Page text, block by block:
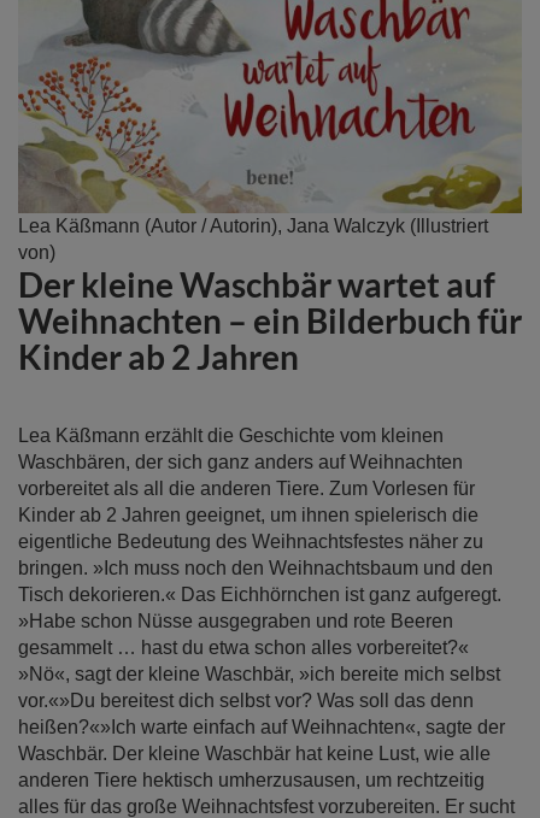
Lea Käßmann (Autor / Autorin), Jana Walczyk (Illustriert
von)
Der kleine Waschbär wartet auf
Weihnachten – ein Bilderbuch für
Kinder ab 2 Jahren
Lea Käßmann erzählt die Geschichte vom kleinen
Waschbären, der sich ganz anders auf Weihnachten
vorbereitet als all die anderen Tiere. Zum Vorlesen für
Kinder ab 2 Jahren geeignet, um ihnen spielerisch die
eigentliche Bedeutung des Weihnachtsfestes näher zu
bringen. »Ich muss noch den Weihnachtsbaum und den
Tisch dekorieren.« Das Eichhörnchen ist ganz aufgeregt.
»Habe schon Nüsse ausgegraben und rote Beeren
gesammelt … hast du etwa schon alles vorbereitet?«
»Nö«, sagt der kleine Waschbär, »ich bereite mich selbst
vor.«»Du bereitest dich selbst vor? Was soll das denn
heißen?«»Ich warte einfach auf Weihnachten«, sagte der
Waschbär. Der kleine Waschbär hat keine Lust, wie alle
anderen Tiere hektisch umherzusausen, um rechtzeitig
alles für das große Weihnachtsfest vorzubereiten. Er sucht
Zum
Anfang
der
Bildergalerie
springen